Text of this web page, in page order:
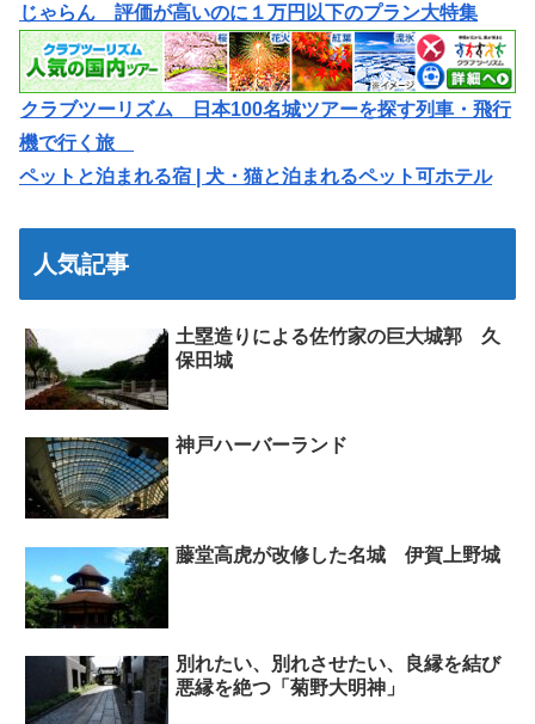
じゃらん 評価が高いのに１万円以下のプラン大特集
クラブツーリズム 日本100名城ツアーを探す列車・飛行
機で行く旅
ペットと泊まれる宿 | 犬・猫と泊まれるペット可ホテル
人気記事
土塁造りによる佐竹家の巨大城郭 久
保田城
神戸ハーバーランド
藤堂高虎が改修した名城 伊賀上野城
別れたい、別れさせたい、良縁を結び
悪縁を絶つ「菊野大明神」